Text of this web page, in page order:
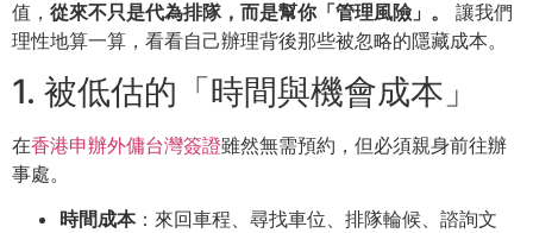
值， 從來不只是代為排隊，而是幫你「管理風險」。
讓我們
理性地算一算，看看自己辦理背後那些被忽略的隱藏成本。
1. 被低估的「時間與機會成本」
在香港申辦外傭台灣簽證雖然無需預約，但必須親身前往辦
事處。
時間成本：來回車程、尋找車位、排隊輪候、諮詢文